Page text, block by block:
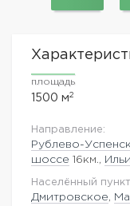
площадь
1500 м2
Направление:
Рублево-
шоссе 16км.,
Населённый
Дмитровское